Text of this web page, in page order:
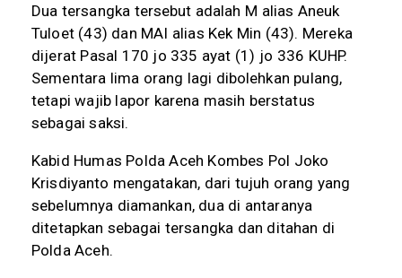
Dua tersangka tersebut adalah M alias Aneuk
Tuloet (43) dan MAI alias Kek Min (43). Mereka
dijerat Pasal 170 jo 335 ayat (1) jo 336 KUHP.
Sementara lima orang lagi dibolehkan pulang,
tetapi wajib lapor karena masih berstatus
sebagai saksi.
Kabid Humas Polda Aceh Kombes Pol Joko
Krisdiyanto mengatakan, dari tujuh orang yang
sebelumnya diamankan, dua di antaranya
ditetapkan sebagai tersangka dan ditahan di
Polda Aceh.